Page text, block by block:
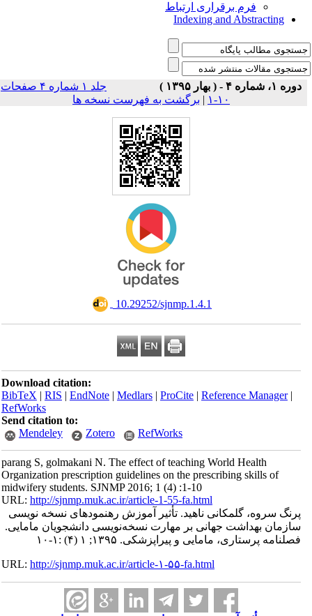
فرم برقراری ارتباط
Indexing and Abstracting
دوره ۱، شماره ۴ - ( بهار ۱۳۹۵ )
جلد ۱ شماره ۴ صفحات
۱۰-۱
| برگشت به فهرست نسخه ها
‎ 10.29252/sjnmp.1.4.1
Download citation:
BibTeX|RIS|EndNote|Medlars|ProCite|Reference Manager
RefWorks
Send citation to:
Mendeley
Zotero RefWorks
parang S, golmakani N. The effect of teaching World Health
Organization prescription guidelines on the prescribing skills of
midwifery students. SJNMP 2016; 1 (4) :1-10
URL:http://sjnmp.muk.ac.ir/article-1-55-fa.html
پرنگ سروه، گلمکانی ناهید. تأثیر آموزش رهنمودهای نسخه نویسی
سازمان بهداشت جهانی بر مهارت نسخه‌نویسی دانشجویان مامایی.
فصلنامه پرستاری، مامایی و پیراپزشکی. ۱۳۹۵; ۱ (۴) :۱-۱۰
URL:http://sjnmp.muk.ac.ir/article-۱-۵۵-fa.html